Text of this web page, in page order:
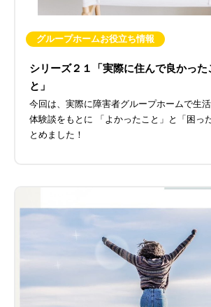
グループホームお役立ち情報
シリーズ２１「実際に住んで良かった
と」
今回は、実際に障害者グループホームで生
体験談をもとに 「よかったこと」と「困っ
とめました！